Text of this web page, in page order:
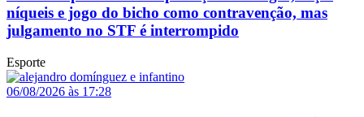
níqueis e jogo do bicho como contravenção, mas
julgamento no STF é interrompido
Esporte
06/08/2026 às 17:28